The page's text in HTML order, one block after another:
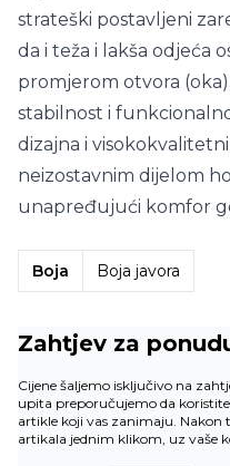
strateški postavljeni
da i teža i lakša odjeća
promjerom otvora (oka)
stabilnost i
dizajna i
neizostavnim dijelom
unapređujući komfor
Boja Boja javora
Zahtjev za
Cijene šaljemo isključivo na
upita preporučujemo da
artikle koji vas zanimaju. Nakon
artikala jednim klikom, uz vaše